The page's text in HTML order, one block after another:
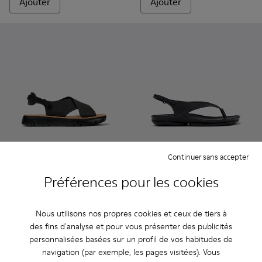
Préférences pour les cookies
Nous utilisons nos propres cookies et ceux de tiers à
des fins d'analyse et pour vous présenter des publicités
personnalisées basées sur un profil de vos habitudes de
navigation (par exemple, les pages visitées). Vous
Continuer sans accepter
Oruga - K200157-022 - Sandales en cuir et textile noires
Oruga - K200157-057
Oruga - K200157-046
-40%
Ajouter
Right Isla - K201871-002 -
Right Isla - K201871-
Right Isla -
100 €
125 € -20%
Ajouter